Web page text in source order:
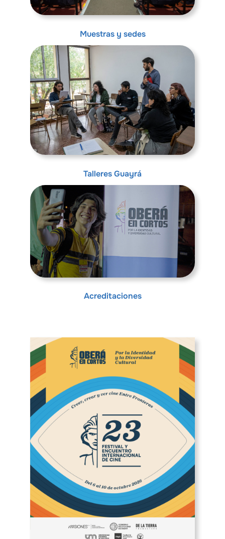
Muestras y sedes
Talleres Guayrá
Acreditaciones